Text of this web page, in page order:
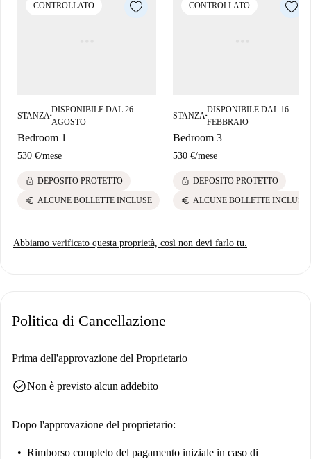
CONTROLLATO
STANZA ■
DISPONIBILE DAL 26
AGOSTO
Bedroom 1
530 €/mese
lock DEPOSITO PROTETTO
euro ALCUNE BOLLETTE INCLUSE
CONTROLLATO
STANZA ■
DISPONIBILE DAL 16
FEBBRAIO
Bedroom 3
530 €/mese
lock DEPOSITO PROTETTO
euro ALCUNE BOLLETTE INCLUSE
Abbiamo verificato questa proprietà, così non devi farlo tu.
Politica di Cancellazione
Prima dell'approvazione del Proprietario
check_circleNon è previsto alcun addebito
Dopo l'approvazione del proprietario:
Rimborso completo del pagamento iniziale in caso di